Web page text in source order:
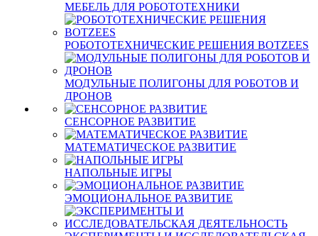
МЕБЕЛЬ ДЛЯ РОБОТОТЕХНИКИ
РОБОТОТЕХНИЧЕСКИЕ РЕШЕНИЯ BOTZEES
МОДУЛЬНЫЕ ПОЛИГОНЫ ДЛЯ РОБОТОВ И
ДРОНОВ
СЕНСОРНОЕ РАЗВИТИЕ
МАТЕМАТИЧЕСКОЕ РАЗВИТИЕ
НАПОЛЬНЫЕ ИГРЫ
ЭМОЦИОНАЛЬНОЕ РАЗВИТИЕ